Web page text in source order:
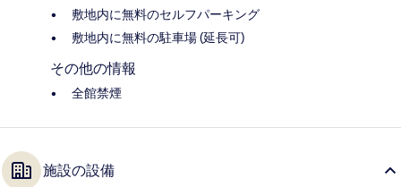
敷地内に無料のセルフパーキング
敷地内に無料の駐車場 (延長可)
その他の情報
全館禁煙
施設の設備